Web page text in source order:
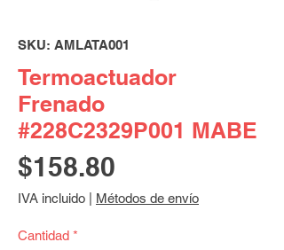
SKU: AMLATA001
Termoactuador
Frenado
#228C2329P001 MABE
$158.80
IVA incluido Métodos de envío
Cantidad *